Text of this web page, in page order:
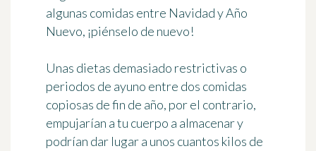
algunas comidas entre Navidad y Año
Nuevo, ¡piénselo de nuevo!
Unas dietas demasiado restrictivas o
periodos de ayuno entre dos comidas
copiosas de fin de año, por el contrario,
empujarían a tu cuerpo a almacenar y
podrían dar lugar a unos cuantos kilos de